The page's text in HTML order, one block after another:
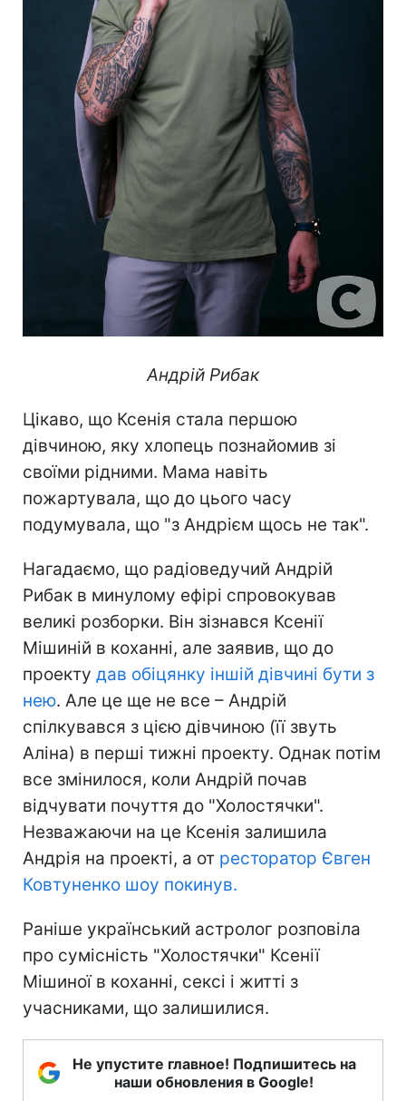
Андрій Рибак
Цікаво, що Ксенія стала першою
дівчиною, яку хлопець познайомив зі
своїми рідними. Мама навіть
пожартувала, що до цього часу
подумувала, що "з Андрієм щось не так".
Нагадаємо, що радіоведучий Андрій
Рибак в минулому ефірі спровокував
великі розборки. Він зізнався Ксенії
Мішиній в коханні, але заявив, що до
проекту дав обіцянку іншій дівчині бути з
нею. Але це ще не все – Андрій
спілкувався з цією дівчиною (її звуть
Аліна) в перші тижні проекту. Однак потім
все змінилося, коли Андрій почав
відчувати почуття до "Холостячки".
Незважаючи на це Ксенія залишила
Андрія на проекті, а от ресторатор Євген
Ковтуненко шоу покинув.
Раніше український астролог розповіла
про сумісність "Холостячки" Ксенії
Мішиної в коханні, сексі і житті з
учасниками, що залишилися.
Не упустите главное! Подпишитесь на
наши обновления в Google!